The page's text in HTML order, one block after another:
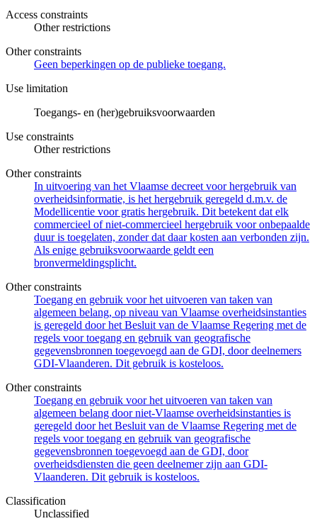
Access constraints
Other restrictions
Other constraints
Geen beperkingen op de publieke toegang.
Use limitation
Toegangs- en (her)gebruiksvoorwaarden
Use constraints
Other restrictions
Other constraints
In uitvoering van het Vlaamse decreet voor hergebruik van
overheidsinformatie, is het hergebruik geregeld d.m.v. de
Modellicentie voor gratis hergebruik. Dit betekent dat elk
commercieel of niet-commercieel hergebruik voor onbepaalde
duur is toegelaten, zonder dat daar kosten aan verbonden zijn.
Als enige gebruiksvoorwaarde geldt een
bronvermeldingsplicht.
Other constraints
Toegang en gebruik voor het uitvoeren van taken van
algemeen belang, op niveau van Vlaamse overheidsinstanties
is geregeld door het Besluit van de Vlaamse Regering met de
regels voor toegang en gebruik van geografische
gegevensbronnen toegevoegd aan de GDI, door deelnemers
GDI-Vlaanderen. Dit gebruik is kosteloos.
Other constraints
Toegang en gebruik voor het uitvoeren van taken van
algemeen belang door niet-Vlaamse overheidsinstanties is
geregeld door het Besluit van de Vlaamse Regering met de
regels voor toegang en gebruik van geografische
gegevensbronnen toegevoegd aan de GDI, door
overheidsdiensten die geen deelnemer zijn aan GDI-
Vlaanderen. Dit gebruik is kosteloos.
Classification
Unclassified